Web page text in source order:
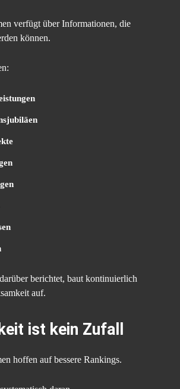
verfügt über Informationen, die
können.
berichtet, baut kontinuierlich
auf.
ist kein Zufall
hoffen auf bessere Rankings.